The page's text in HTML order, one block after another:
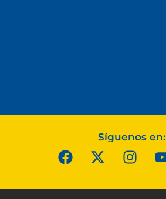
Síguenos en: